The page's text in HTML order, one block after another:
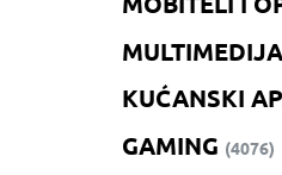
MULTIMEDIJA
KUĆANSKI
GAMING (4076)